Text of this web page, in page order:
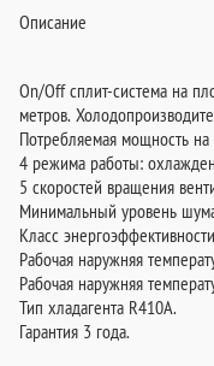
Описание
On/Off сплит-система на
метров.
Потребляемая мощность
4 режима работы:
5 скоростей вращения
Минимальный уровень
Класс
Рабочая наружняя
Рабочая наружняя
Тип хладагента R410A.
Гарантия 3 года.